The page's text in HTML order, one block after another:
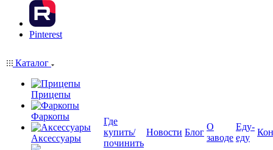
Pinterest
Каталог
Прицепы
Фаркопы
Аксессуары
Где
купить/
починить
Новости Блог
О
заводе
Еду-
еду